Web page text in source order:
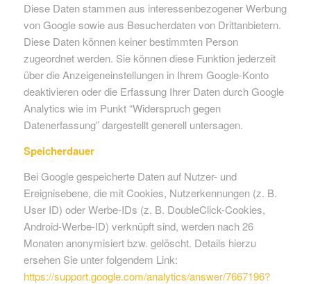
Diese Daten stammen aus interessenbezogener Werbung
von Google sowie aus Besucherdaten von Drittanbietern.
Diese Daten können keiner bestimmten Person
zugeordnet werden. Sie können diese Funktion jederzeit
über die Anzeigeneinstellungen in Ihrem Google-Konto
deaktivieren oder die Erfassung Ihrer Daten durch Google
Analytics wie im Punkt “Widerspruch gegen
Datenerfassung” dargestellt generell untersagen.
Speicherdauer
Bei Google gespeicherte Daten auf Nutzer- und
Ereignisebene, die mit Cookies, Nutzerkennungen (z. B.
User ID) oder Werbe-IDs (z. B. DoubleClick-Cookies,
Android-Werbe-ID) verknüpft sind, werden nach 26
Monaten anonymisiert bzw. gelöscht. Details hierzu
ersehen Sie unter folgendem Link:
https://support.google.com/analytics/answer/7667196?